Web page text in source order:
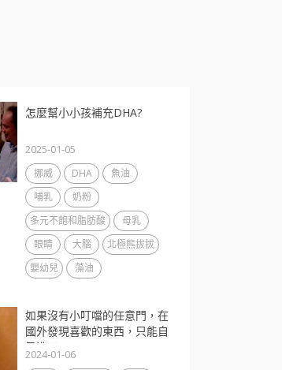
怎麼幫小小孩補充DHA?
2025-01-05
挪威 DHA
魚油
哺乳
奶粉
多元不飽和脂肪酸
母乳
眼睛
大腦
北極熊拔拔
嬰幼兒
藻油
如果沒有小叮噹的任意門，在
國外發現喜歡的東西，只能自
己進口...
2024-01-06